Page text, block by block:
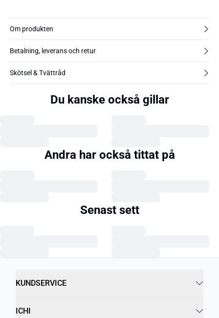
Om produkten
Betalning, leverans och retur
Skötsel & Tvättråd
Du kanske också gillar
Andra har också tittat på
Senast sett
KUNDSERVICE
ICHI